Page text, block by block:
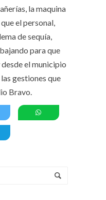
la maquina
el personal,
de sequía,
para que
el municipio
gestiones que
Bravo.